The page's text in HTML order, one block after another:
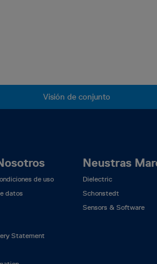
Visión de conjunto
de uso
datos
Statement
Neustras
Dielectric
Schonstedt
Sensors & Software